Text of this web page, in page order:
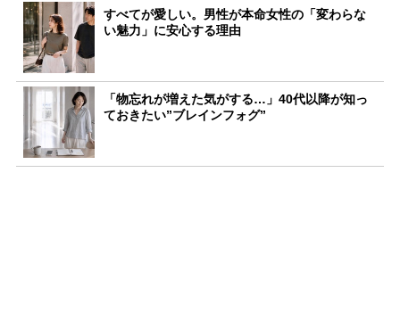
すべてが愛しい。男性が本命女性の「変わらな
い魅力」に安心する理由
「物忘れが増えた気がする…」40代以降が知っ
ておきたい”ブレインフォグ”